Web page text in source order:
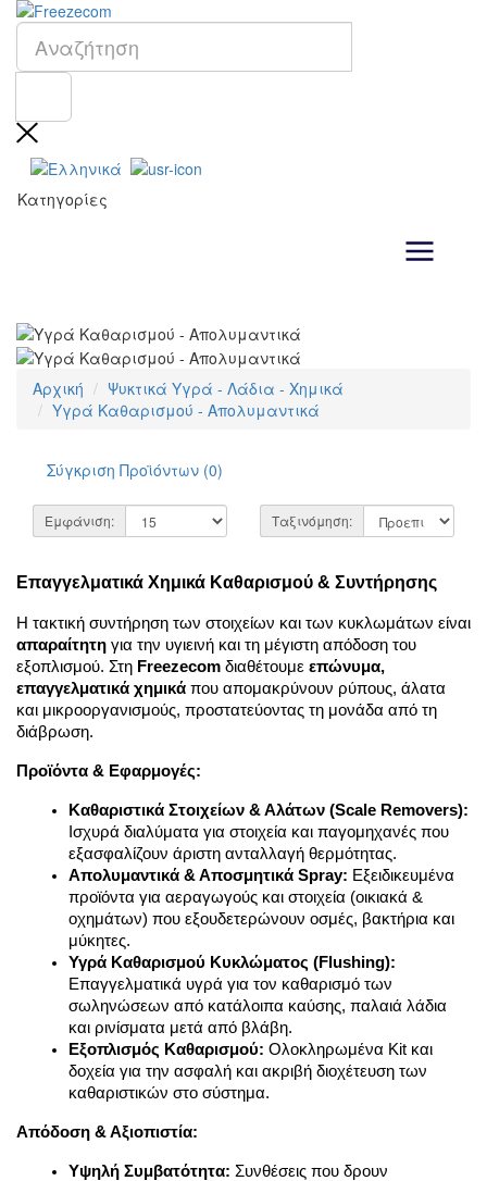
Κατηγορίες
Αρχική
Ψυκτικά Υγρά - Λάδια - Χημικά
Υγρά Καθαρισμού - Απολυμαντικά
Σύγκριση Προϊόντων (0)
Ταξινόμηση:
Εμφάνιση:
Επαγγελματικά Χημικά Καθαρισμού & Συντήρησης
απαραίτητη για την υγιεινή και τη μέγιστη απόδοση του
εξοπλισμού. Στη Freezecom διαθέτουμε επώνυμα,
επαγγελματικά χημικά που απομακρύνουν ρύπους, άλατα
και μικροοργανισμούς, προστατεύοντας τη μονάδα από τη
διάβρωση.
Προϊόντα & Εφαρμογές:
Καθαριστικά Στοιχείων & Αλάτων (Scale Removers):
Ισχυρά διαλύματα για στοιχεία και παγομηχανές που
εξασφαλίζουν άριστη ανταλλαγή θερμότητας.
Απολυμαντικά & Αποσμητικά Spray: Εξειδικευμένα
προϊόντα για αεραγωγούς και στοιχεία (οικιακά &
οχημάτων) που εξουδετερώνουν οσμές, βακτήρια και
μύκητες.
Υγρά Καθαρισμού Κυκλώματος (Flushing):
Επαγγελματικά υγρά για τον καθαρισμό των
σωληνώσεων από κατάλοιπα καύσης, παλαιά λάδια
και ρινίσματα μετά από βλάβη.
Εξοπλισμός Καθαρισμού: Ολοκληρωμένα Kit και
δοχεία για την ασφαλή και ακριβή διοχέτευση των
καθαριστικών στο σύστημα.
Απόδοση & Αξιοπιστία:
Υψηλή Συμβατότητα: Συνθέσεις που δρουν